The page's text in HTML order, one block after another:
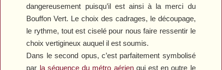
dangereusement puisqu’il est ainsi à la merci du
Bouffon Vert. Le choix des cadrages, le découpage,
le rythme, tout est ciselé pour nous faire ressentir le
choix vertigineux auquel il est soumis.
Dans le second opus, c’est parfaitement symbolisé
par la séquence du métro aérienqui est en outre le